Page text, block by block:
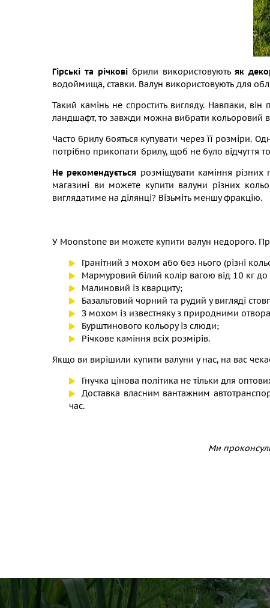
Гірські та річковібрили використовуютьяк
водоймища, ставки. Валун використовують для
Такий камінь не спростить вигляду. Навпаки, він
ландшафт, то завжди можна вибрати кольоровий
Часто брилу бояться купувати через її розміри.
потрібно прикопати брилу, щоб не було відчуття
Не рекомендується розміщувати каміння
магазині ви можете купити валуни різних
виглядатиме на ділянці? Візьміть меншу фракцію.
У Moonstone ви можете купити валун недорого.
Гранітний з мохом або без нього (різні
Мармуровий білий колір вагою від 10 кг
Малиновий із кварциту;
Базальтовий чорний та рудий у вигляді
З мохом із известняку з природними
Бурштинового кольору із слюди;
Річкове каміння всіх розмірів.
Якщо ви вирішили купити валуни у нас, на вас
Гнучка цінова політика не тільки для
Доставка власним вантажним
час.
Ми